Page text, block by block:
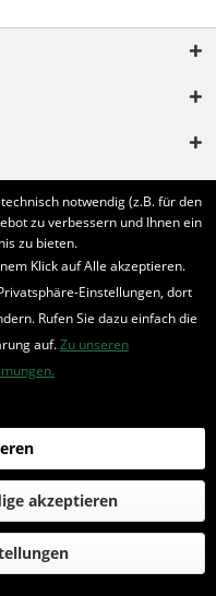
Bearbeitungspauschale
Joachim Otto
notwendig (z.B. für den
zu verbessern und Ihnen ein
zu bieten.
Klick auf Alle akzeptieren.
Einstellungen, dort
Rufen Sie dazu einfach die
auf.Zu unseren
akzeptieren